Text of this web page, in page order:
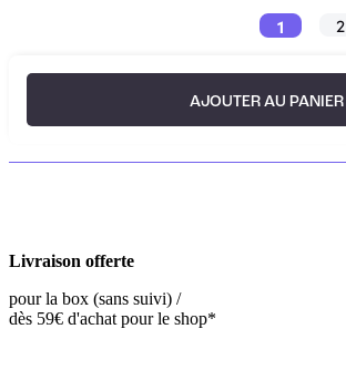
1 2
AJOUTER AU PANIER
Livraison offerte
pour la box (sans suivi) /
dès 59€ d'achat pour le shop*